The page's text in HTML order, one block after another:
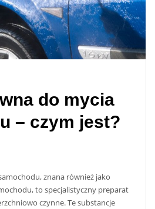
do mycia
– czym jest?
znana również jako
to specjalistyczny preparat
czynne. Te substancje